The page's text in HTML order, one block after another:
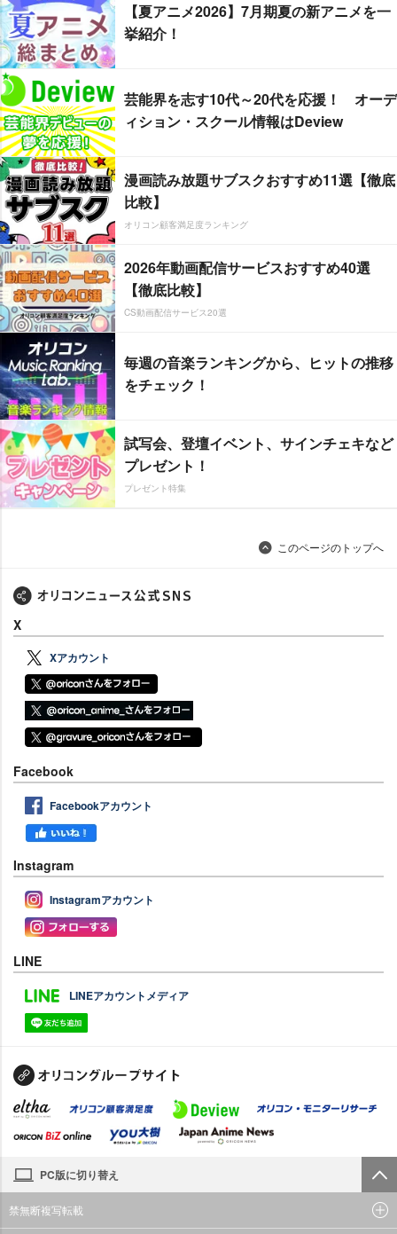
【夏アニメ2026】7月期夏の新アニメを一
挙紹介！
芸能界を志す10代～20代を応援！ オーデ
ィション・スクール情報はDeview
漫画読み放題サブスクおすすめ11選【徹底
比較】
オリコン顧客満足度ランキング
2026年動画配信サービスおすすめ40選
【徹底比較】
CS動画配信サービス20選
毎週の音楽ランキングから、ヒットの推移
をチェック！
試写会、登壇イベント、サインチェキなど
プレゼント！
プレゼント特集
このページのトップへ
X
Xアカウント
Facebook
Facebookアカウント
Instagram
Instagramアカウント
LINE
LINEアカウントメディア
PC版に切り替え
禁無断複写転載